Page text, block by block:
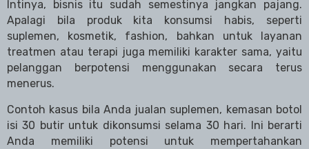
Intinya, bisnis itu sudah semestinya jangkan pajang.
Apalagi bila produk kita konsumsi habis, seperti
suplemen, kosmetik, fashion, bahkan untuk layanan
treatmen atau terapi juga memiliki karakter sama, yaitu
pelanggan berpotensi menggunakan secara terus
menerus.
Contoh kasus bila Anda jualan suplemen, kemasan botol
isi 30 butir untuk dikonsumsi selama 30 hari. Ini berarti
Anda memiliki potensi untuk mempertahankan